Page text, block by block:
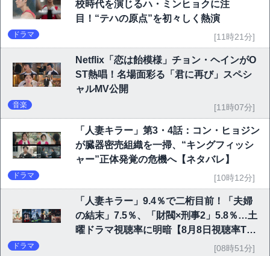
校時代を演じるハ・ミンヒョクに注
目！“テハの原点”を初々しく熱演
ドラマ [11時21分]
Netflix「恋は飴模様」チョン・ヘインがO
ST熱唱！名場面彩る「君に再び」スペシ
ャルMV公開
音楽 [11時07分]
「人妻キラー」第3・4話：コン・ヒョジン
が臓器密売組織を一掃、“キングフィッシ
ャー”正体発覚の危機へ【ネタバレ】
ドラマ [10時12分]
「人妻キラー」9.4％で二桁目前！「夫婦
の結末」7.5％、「財閥×刑事2」5.8％…土
曜ドラマ視聴率に明暗【8月8日視聴率TO
ドラマ [08時51分]